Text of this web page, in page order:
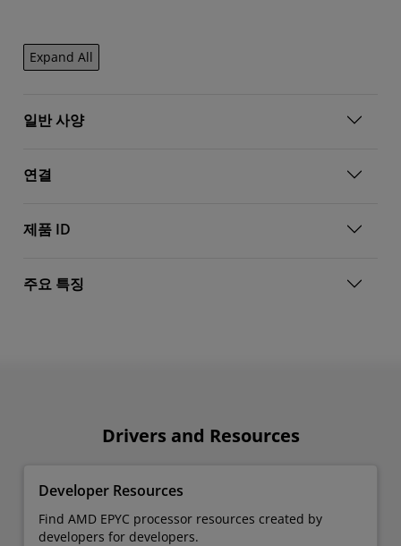
Expand All
일반 사양
연결
제품 ID
주요 특징
Drivers and Resources
Developer Resources
Find AMD EPYC processor resources created by
developers for developers.